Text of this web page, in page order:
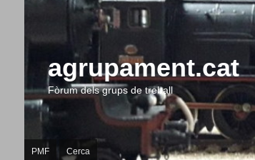
agrupament.cat
Fòrum dels grups de treball
PMF Cerca